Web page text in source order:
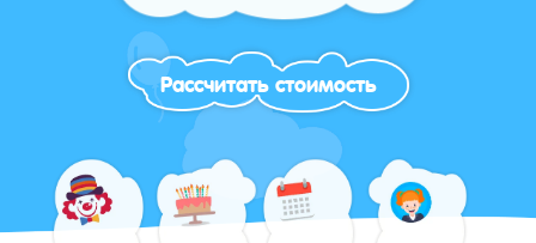
Рассчитать стоимость